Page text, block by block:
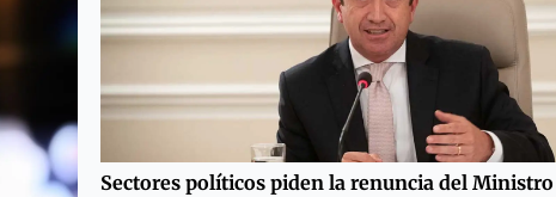
Sectores políticos piden la renuncia del Ministro